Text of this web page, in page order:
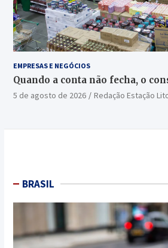
EMPRESAS E NEGÓCIOS
Quando a conta não fecha, o
5 de agosto de 2026 Redação Estação
BRASIL